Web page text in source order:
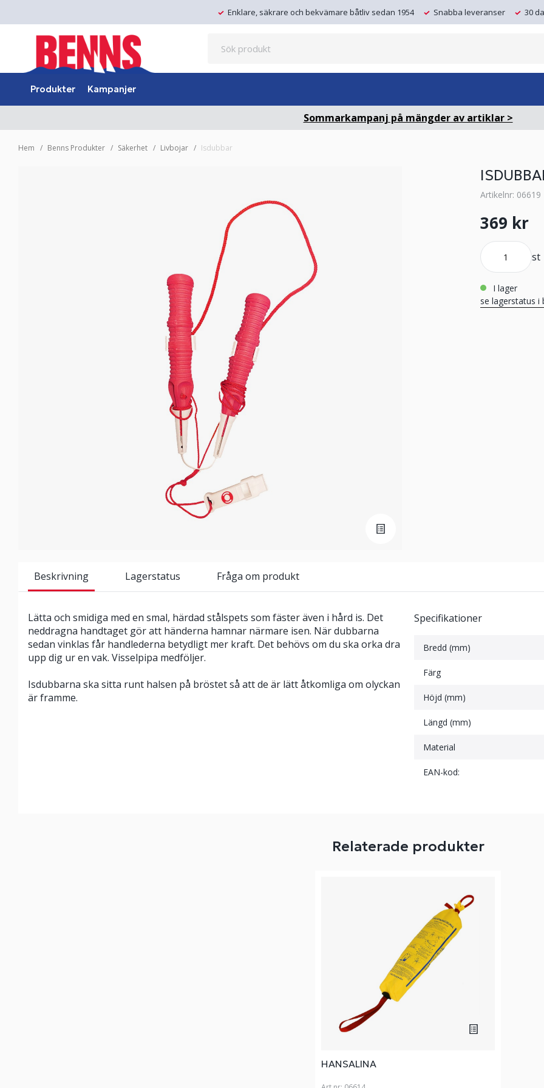
Enklare, säkrare och bekvämare båtliv sedan 1954 Snabba leveranser 30
Produkter Kampanjer
Sommarkampanj på mängder av artiklar >
Hem Benns Produkter Säkerhet Livbojar Isdubbar
Artikelnr: 06619
369 kr
st
i lager
se lagerstatus i
Beskrivning Lagerstatus Fråga om produkt
Lätta och smidiga med en smal, härdad stålspets som fäster även i hård is. Det
neddragna handtaget gör att händerna hamnar närmare isen. När dubbarna
sedan vinklas får handlederna betydligt mer kraft. Det behövs om du ska orka dra
upp dig ur en vak. Visselpipa medföljer.
Isdubbarna ska sitta runt halsen på bröstet så att de är lätt åtkomliga om olyckan
är framme.
Specifikationer
Bredd (mm)
Färg
Höjd (mm)
Längd (mm)
Material
EAN-kod:
Relaterade produkter
HANSALINA